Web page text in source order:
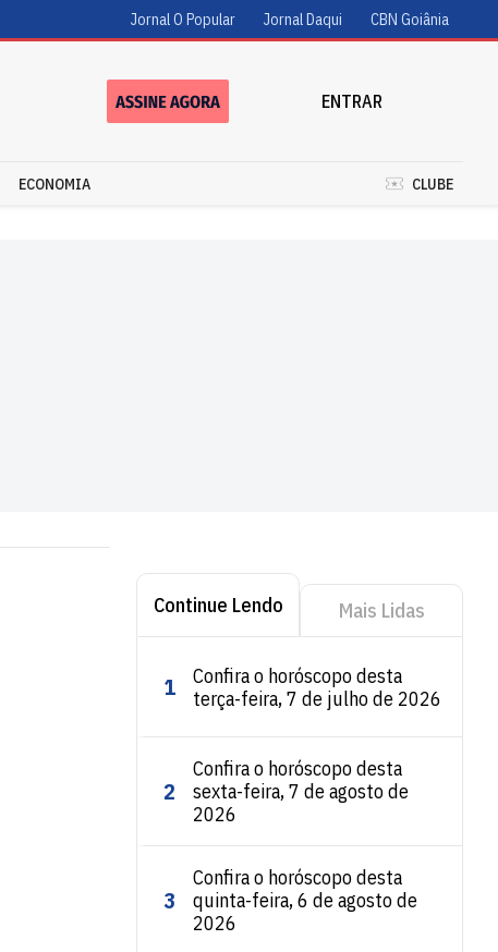
Jornal O Popular Jornal Daqui CBN Goiânia
ENTRAR
ECONOMIA CLUBE
Continue Lendo Mais Lidas
1
Confira o horóscopo desta
terça-feira, 7 de julho de 2026
2
Confira o horóscopo desta
sexta-feira, 7 de agosto de
2026
3
Confira o horóscopo desta
quinta-feira, 6 de agosto de
2026